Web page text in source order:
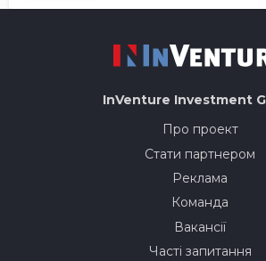
InVenture Investment
Про проект
Стати партнером
Реклама
Команда
Вакансії
Часті запитання